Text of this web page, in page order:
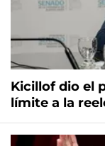
Kicillof dio el
límite a la